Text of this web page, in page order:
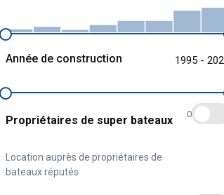
Année de construction 1995 -
Propriétaires de super bateaux
Location auprès de propriétaires de
bateaux réputés
0